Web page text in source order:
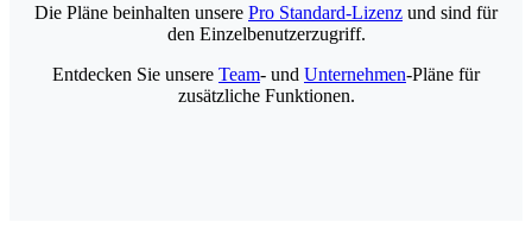
Die Pläne beinhalten unsere Pro Standard-Lizenz und sind für
den Einzelbenutzerzugriff.
Entdecken Sie unsere Team- und Unternehmen-Pläne für
zusätzliche Funktionen.